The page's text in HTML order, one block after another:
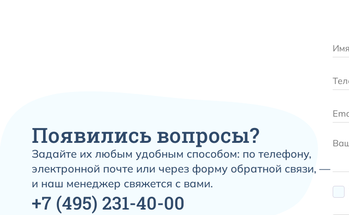
Появились вопросы?
Задайте их любым удобным способом: по телефону,
электронной почте или через форму обратной связи, —
и наш менеджер свяжется с вами.
+7 (495) 231-40-00